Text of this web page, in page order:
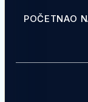
POČETNAO